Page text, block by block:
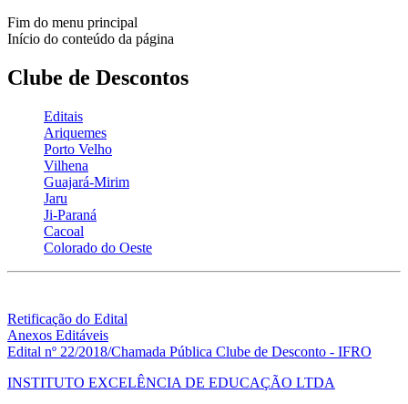
Fim do menu principal
Início do conteúdo da página
Clube de Descontos
Editais
Ariquemes
Porto Velho
Vilhena
Guajará-Mirim
Jaru
Ji-Paraná
Cacoal
Colorado do Oeste
Retificação do Edital
Anexos Editáveis
Edital nº 22/2018/Chamada Pública Clube de Desconto - IFRO
INSTITUTO EXCELÊNCIA DE EDUCAÇÃO LTDA